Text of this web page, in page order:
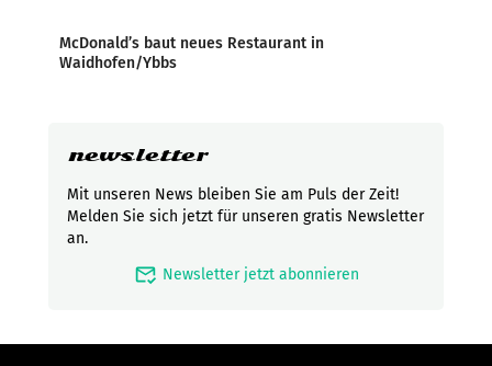
McDonald’s baut neues Restaurant in
Waidhofen/Ybbs
newsletter
Mit unseren News bleiben Sie am Puls der Zeit!
Melden Sie sich jetzt für unseren gratis Newsletter
an.
mark_email_read Newsletter jetzt abonnieren